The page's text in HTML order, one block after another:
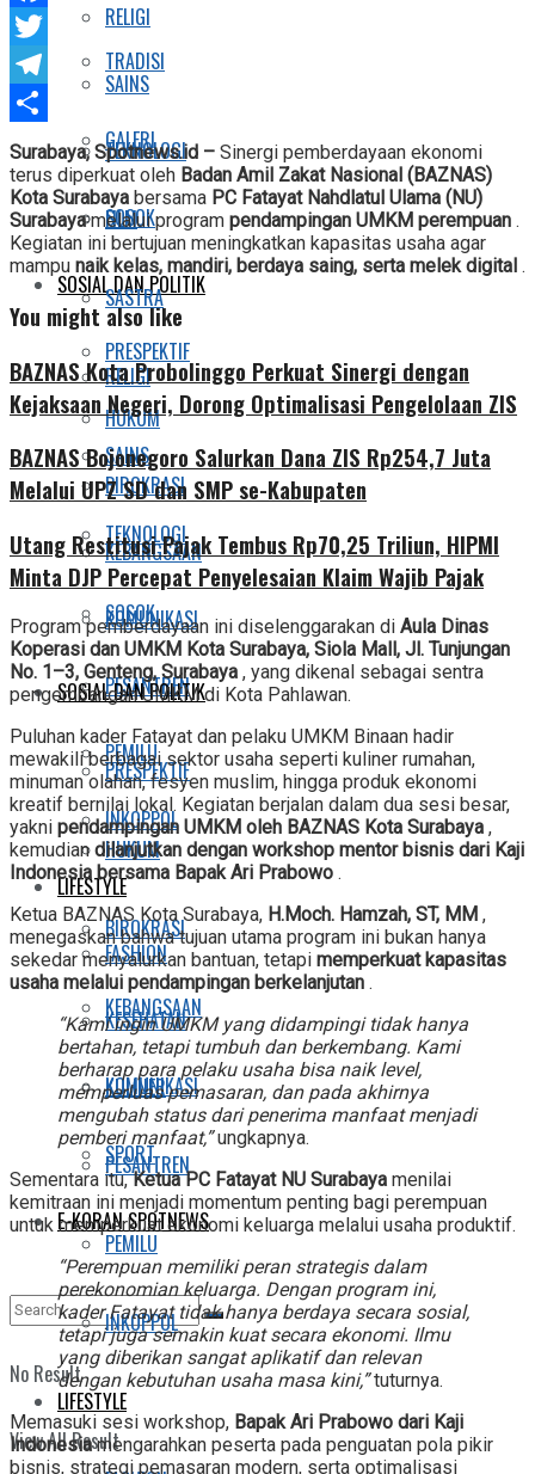
RELIGI
SAINS
TEKNOLOGI
SOSOK
SOSIAL DAN POLITIK
PRESPEKTIF
HUKUM
BIROKRASI
KEBANGSAAN
KOMUNIKASI
PESANTREN
PEMILU
INKOPPOL
LIFESTYLE
FASHION
KESEHATAN
KULINER
SPORT
E-KORAN SPOTNEWS
No Result
View All Result
TRADISI
GALERI
FILM
SASTRA
RELIGI
SAINS
TEKNOLOGI
SOSOK
SOSIAL DAN POLITIK
PRESPEKTIF
HUKUM
BIROKRASI
KEBANGSAAN
KOMUNIKASI
PESANTREN
PEMILU
INKOPPOL
LIFESTYLE
Facebook
Twitter
Telegram
Share
Surabaya, Spotnews.id – Sinergi pemberdayaan ekonomi
terus diperkuat oleh Badan Amil Zakat Nasional (BAZNAS)
Kota Surabaya bersama PC Fatayat Nahdlatul Ulama (NU)
Surabayamelalui program pendampingan UMKM perempuan .
Kegiatan ini bertujuan meningkatkan kapasitas usaha agar
mampu naik kelas, mandiri, berdaya saing, serta melek digital .
You might also like
BAZNAS Kota Probolinggo Perkuat Sinergi dengan
Kejaksaan Negeri, Dorong Optimalisasi Pengelolaan ZIS
BAZNAS Bojonegoro Salurkan Dana ZIS Rp254,7 Juta
Melalui UPZ SD dan SMP se-Kabupaten
Utang Restitusi Pajak Tembus Rp70,25 Triliun, HIPMI
Minta DJP Percepat Penyelesaian Klaim Wajib Pajak
Program pemberdayaan ini diselenggarakan di Aula Dinas
Koperasi dan UMKM Kota Surabaya, Siola Mall, Jl. Tunjungan
No. 1–3, Genteng, Surabaya , yang dikenal sebagai sentra
pengembangan UMKM di Kota Pahlawan.
Puluhan kader Fatayat dan pelaku UMKM Binaan hadir
mewakili berbagai sektor usaha seperti kuliner rumahan,
minuman olahan, fesyen muslim, hingga produk ekonomi
kreatif bernilai lokal. Kegiatan berjalan dalam dua sesi besar,
yakni pendampingan UMKM oleh BAZNAS Kota Surabaya ,
kemudiandilanjutkan dengan workshop mentor bisnis dari Kaji
Indonesia bersama Bapak Ari Prabowo .
Ketua BAZNAS Kota Surabaya, H.Moch. Hamzah, ST, MM ,
menegaskan bahwa tujuan utama program ini bukan hanya
sekedar menyalurkan bantuan, tetapi memperkuat kapasitas
usaha melalui pendampingan berkelanjutan .
“Kami ingin UMKM yang didampingi tidak hanya
bertahan, tetapi tumbuh dan berkembang. Kami
berharap para pelaku usaha bisa naik level,
memperluas pemasaran, dan pada akhirnya
mengubah status dari penerima manfaat menjadi
pemberi manfaat,”ungkapnya.
Sementara itu,Ketua PC Fatayat NU Surabaya menilai
kemitraan ini menjadi momentum penting bagi perempuan
untuk memperkuat ekonomi keluarga melalui usaha produktif.
“Perempuan memiliki peran strategis dalam
perekonomian keluarga. Dengan program ini,
kader Fatayat tidak hanya berdaya secara sosial,
tetapi juga semakin kuat secara ekonomi. Ilmu
yang diberikan sangat aplikatif dan relevan
dengan kebutuhan usaha masa kini,”tuturnya.
Memasuki sesi workshop, Bapak Ari Prabowo dari Kaji
Indonesiamengarahkan peserta pada penguatan pola pikir
bisnis, strategi pemasaran modern, serta optimalisasi